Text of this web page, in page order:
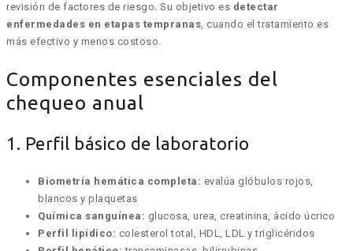
revisión de factores de riesgo. Su objetivo es detectar
enfermedades en etapas tempranas, cuando el tratamiento es
más efectivo y menos costoso.
Componentes esenciales del
chequeo anual
1. Perfil básico de laboratorio
Biometría hemática completa: evalúa glóbulos rojos,
blancos y plaquetas
Química sanguínea: glucosa, urea, creatinina, ácido úcrico
Perfil lipídico: colesterol total, HDL, LDL y triglicéridos